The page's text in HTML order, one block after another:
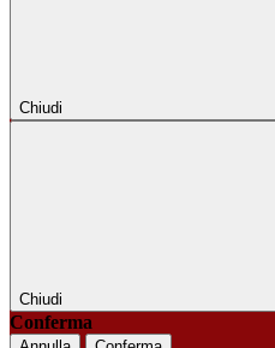
Chiudi
Chiudi
Conferma